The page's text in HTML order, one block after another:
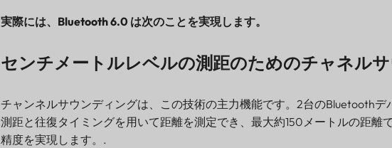
実際には、Bluetooth 6.0 は次のことを実現します。
センチメートルレベルの測距のためのチャネル
チャンネルサウンディングは、この技術の主力機能です。2台のBluetoothデ
測距と往復タイミングを用いて距離を測定でき、最大約150メートルの距離
精度を実現します。.